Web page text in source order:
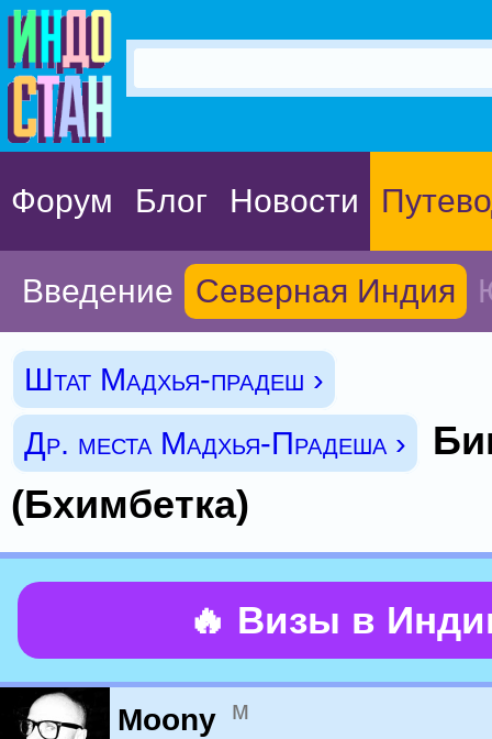
Форум Блог Новости
Введение Северная Индия
Штат Мадхья-прадеш ›
Др. места Мадхья-Прадеша ›
(Бхимбетка)
🔥 Визы в
Moony м